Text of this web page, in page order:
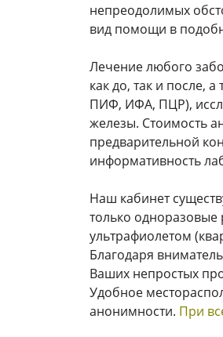
непреодолимых
вид помощи в
Лечение любого
как до, так и после,
ПИФ, ИФА, ПЦР),
железы. Стоимость
предварительной
информативность
Наш кабинет
только одноразовые
ультрафиолетом
Благодаря
Ваших непростых
Удобное
анонимности. При